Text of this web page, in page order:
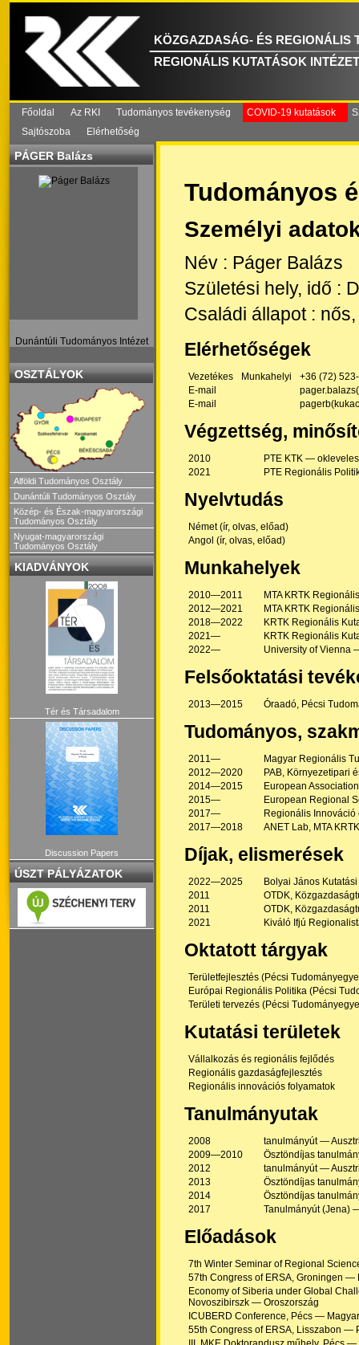
KÖZGAZDASÁG- ÉS REGIONÁLIS
REGIONÁLIS KUTATÁSOK
Főoldal Az RKI Tudományos tevékenység COVID-19 kutatások
Sajtószoba
Elérhetőség
PÁGER Balázs
Dunántúli Tudományos Intézet
OSZTÁLYOK
Alföldi Tudományos Osztály
Dunántúli Tudományos Osztály
Közép- és Észak-magyarországi
Tudományos Osztály
Nyugat-magyarországi
Tudományos Osztály
KIADVÁNYOK
Tér és Társadalom
Discussion Papers
ÚSZT PÁLYÁZATOK
Tudományos
Személyi
Név : Páger Balázs
Születési hely, idő :
Családi állapot:
Elérhetőségek
Vezetékes Munkahelyi
+36 (72)
E-mail
E-mail
Végzettség,
2010
PTE KTK —
2021
PTE Regionális
Nyelvtudás
Német (ír, olvas, előad)
Angol (ír, olvas, előad)
Munkahelyek
2010—2011
MTA KRTK
2012—2021
MTA KRTK
2018—2022
KRTK Regionális
2021—
KRTK Regionális
2022—
University of Vienna
Felsőoktatási
2013—2015 Óraadó, Pécsi
Tudományos,
2011—
Magyar Regionális
2012—2020
PAB, Környezetipari
2014—2015
European
2015—
European Regional
2017—
Regionális Innováció
2017—2018
ANET Lab, MTA
Díjak, elismerések
2022—2025
Bolyai János
2011
OTDK,
2011
OTDK,
2021
Kiváló Ifjú
Oktatott tárgyak
Területfejlesztés (Pécsi
Európai Regionális Politika (Pécsi
Területi tervezés (Pécsi
Kutatási területek
Vállalkozás és regionális fejlődés
Regionális gazdaságfejlesztés
Regionális innovációs folyamatok
Tanulmányutak
2008
tanulmányút —
2009—2010
Ösztöndíjas
2012
tanulmányút —
2013
Ösztöndíjas
2014
Ösztöndíjas
2017
Tanulmányút (Jena)
Előadások
7th Winter Seminar of Regional
57th Congress of ERSA, Groningen —
Economy of Siberia under Global
Novoszibirszk — Oroszország
ICUBERD Conference, Pécs —
55th Congress of ERSA, Lisszabon —